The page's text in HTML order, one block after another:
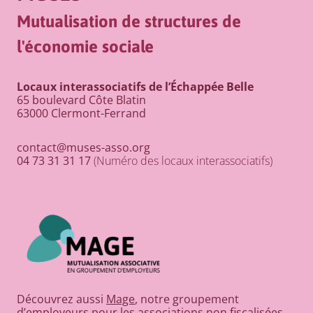
Mutualisation de structures de
l'économie sociale
Locaux interassociatifs de l’Échappée Belle
65 boulevard Côte Blatin
63000 Clermont-Ferrand
contact@muses-asso.org
04 73 31 31 17(Numéro des locaux interassociatifs)
Découvrez aussi Mage, notre groupement